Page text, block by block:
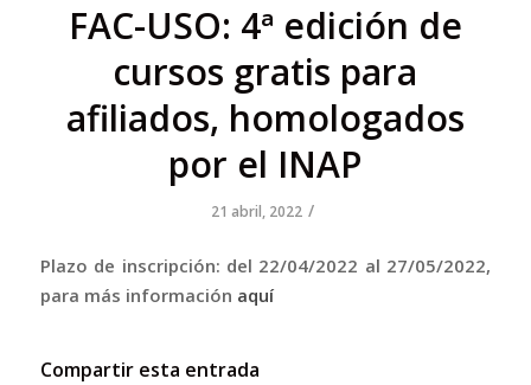
FAC-USO: 4ª edición de
cursos gratis para
afiliados, homologados
por el INAP
21 abril, 2022 /
Plazo de inscripción: del 22/04/2022 al 27/05/2022,
para más información aquí
Compartir esta entrada